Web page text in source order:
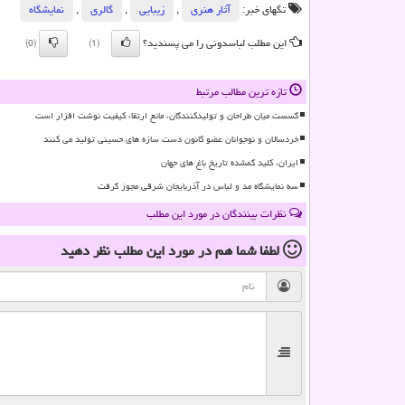
تگهای خبر: آثار هنری , زیبایی , گالری ,
نمایشگاه
این مطلب لباسدونی را می پسندید؟
(1)
(0)
تازه ترین مطالب مرتبط
گسست میان طراحان و تولیدکنندگان، مانع ارتقاء کیفیت نوشت افزار است
خردسالان و نوجوانان عضو کانون دست سازه های حسینی تولید می کنند
ایران، کلید گمشده تاریخ باغ های جهان
سه نمایشگاه مد و لباس در آذربایجان شرقی مجوز گرفت
نظرات بینندگان در مورد این مطلب
لطفا شما همدر مورد این مطلبنظر دهید